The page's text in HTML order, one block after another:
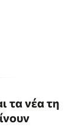
τα νέα τη